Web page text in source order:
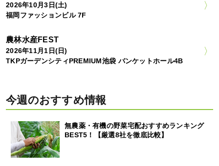
2026年10月3日(土)
福岡ファッションビル 7F
農林水産FEST
2026年11月1日(日)
TKPガーデンシティPREMIUM池袋 バンケットホール4B
今週のおすすめ情報
無農薬・有機の野菜宅配おすすめランキング
BEST5！【厳選8社を徹底比較】